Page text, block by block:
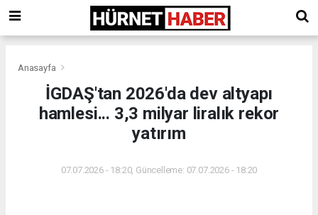
Anasayfa
İGDAŞ'tan 2026'da dev altyapı
hamlesi... 3,3 milyar liralık rekor
yatırım
07.07.2026 - 18:20, Güncelleme: 07.07.2026 - 18:20